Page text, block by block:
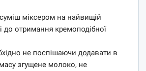
міксером на найвищій
до отримання кремоподібної
не поспішаючи додавати в
згущене молоко, не